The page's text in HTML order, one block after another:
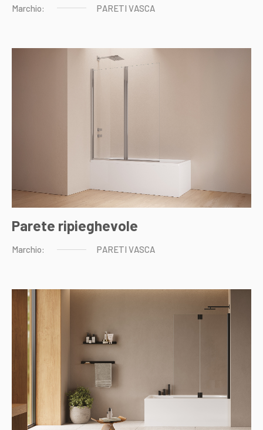
Marchio: PARETI VASCA
Parete ripieghevole
Marchio: PARETI VASCA